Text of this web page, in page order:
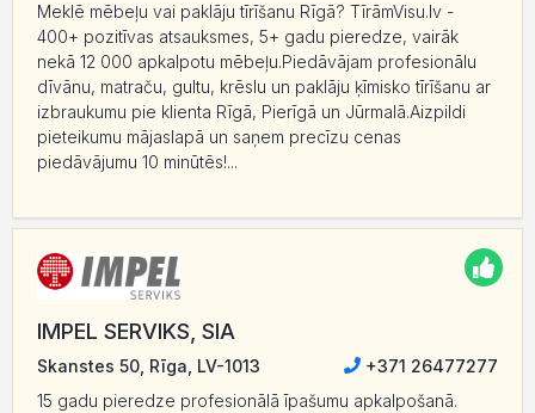
Meklē mēbeļu vai paklāju tīrīšanu Rīgā? TīrāmVisu.lv -
400+ pozitīvas atsauksmes, 5+ gadu pieredze, vairāk
nekā 12 000 apkalpotu mēbeļu.Piedāvājam profesionālu
dīvānu, matraču, gultu, krēslu un paklāju ķīmisko tīrīšanu ar
izbraukumu pie klienta Rīgā, Pierīgā un Jūrmalā.Aizpildi
pieteikumu mājaslapā un saņem precīzu cenas
piedāvājumu 10 minūtēs!...
IMPEL SERVIKS, SIA
Skanstes 50, Rīga, LV-1013
+371 26477277
15 gadu pieredze profesionālā īpašumu apkalpošanā.